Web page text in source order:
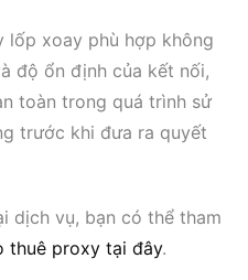
lốp xoay phù hợp không
độ ổn định của kết nối,
toàn trong quá trình sử
trước khi đưa ra quyết
dịch vụ, bạn có thể tham
thuê proxy tại đây.